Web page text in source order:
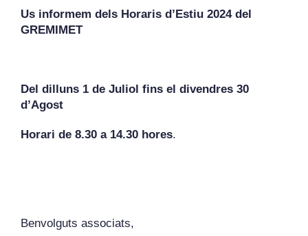
REVISTA DIGITAL
Us informem dels Horaris d’Estiu 2024 del
GREMIMET
Del dilluns 1 de Juliol fins el divendres 30
d’Agost
Horari de 8.30 a 14.30 hores.
Benvolguts associats,